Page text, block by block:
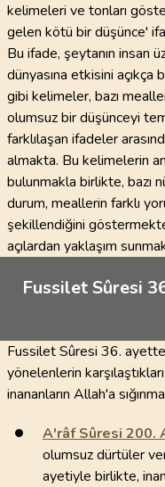
kelimeleri ve tonları
gelen kötü bir düşünce'
Bu ifade, şeytanın insan
dünyasına etkisini
gibi kelimeler, bazı
olumsuz bir düşünceyi
farklılaşan ifadeler
almakta. Bu kelimelerin
bulunmakla birlikte, bazı
durum, meallerin farklı
şekillendiğini
açılardan yaklaşım
Fussilet Sûresi
Fussilet Sûresi 36.
yönelenlerin
inananların Allah'a
A'râf Sûresi 200.
olumsuz dürtüler
ayetiyle birlikte,